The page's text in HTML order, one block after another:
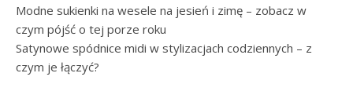
Modne sukienki na wesele na jesień i zimę – zobacz w
czym pójść o tej porze roku
Satynowe spódnice midi w stylizacjach codziennych – z
czym je łączyć?